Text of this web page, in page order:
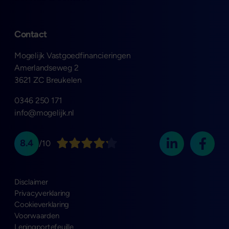
Contact
Mogelijk Vastgoedfinancieringen
Amerlandseweg 2
3621 ZC Breukelen
0346 250 171
info@mogelijk.nl
8.4 /10
Disclaimer
Privacyverklaring
Cookieverklaring
Voorwaarden
Leningportefeuille